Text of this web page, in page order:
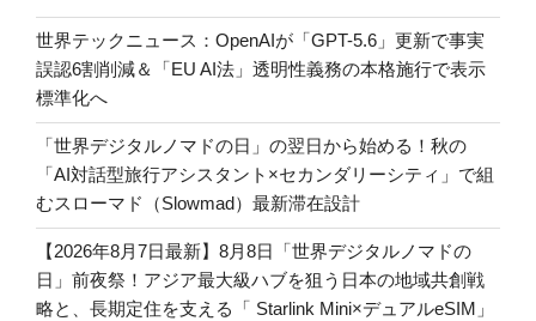
世界テックニュース：OpenAIが「GPT-5.6」更新で事実
誤認6割削減＆「EU AI法」透明性義務の本格施行で表示
標準化へ
「世界デジタルノマドの日」の翌日から始める！秋の
「AI対話型旅行アシスタント×セカンダリーシティ」で組
むスローマド（Slowmad）最新滞在設計
【2026年8月7日最新】8月8日「世界デジタルノマドの
日」前夜祭！アジア最大級ハブを狙う日本の地域共創戦
略と、長期定住を支える「 Starlink Mini×デュアルeSIM」